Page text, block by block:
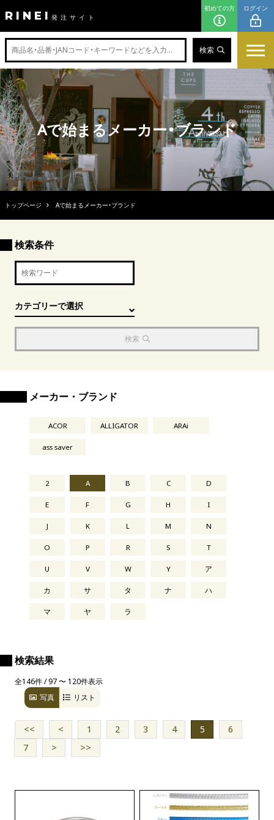
RINEI 発注サイト
初めての方 ログイン
検索
Aで始まるメーカー・ブランド
トップページ Aで始まるメーカー・ブランド
検索条件
検索
メーカー・ブランド
ACOR ALLIGATOR ARAi
ass saver
2 A B C D
E F G H I
J K L M N
O P R S T
U V W Y ア
カ サ タ ナ ハ
マ ヤ ラ
検索結果
全146件 / 97 〜 120件表示
写真
リスト
<< < 1 2 3 4 5
6
7
> >>